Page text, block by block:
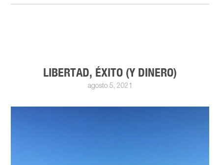
LIBERTAD, ÉXITO (Y DINERO)
agosto 5, 2021